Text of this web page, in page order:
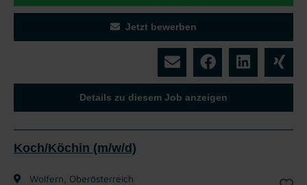
Jetzt bewerben
Details zu diesem Job anzeigen
Koch/Köchin (m/w/d)
Wolfern, Oberösterreich